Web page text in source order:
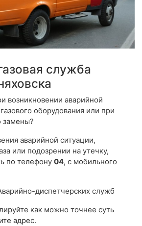
служба
возникновении аварийной
оборудования или при
замены?
аварийной ситуации,
или подозрении на утечку,
по телефону 04, с мобильного
диспетчерских служб
как можно точнее суть
адрес.